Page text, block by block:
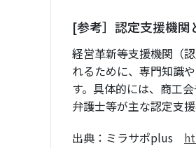
[参考］認定支援機関
経営革新等支援機関（
れるために、専門知識
す。具体的には、商工
弁護士等が主な認定支
出典：ミラサポplus